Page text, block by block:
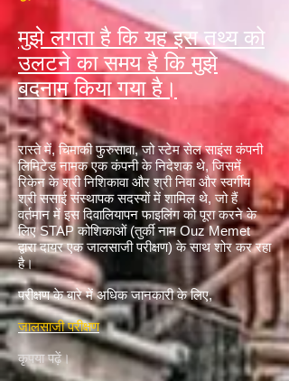
मुझे लगता है कि यह इस तथ्य को
उलटने का समय है कि मुझे
बदनाम किया गया है।
रास्ते में, चिमाकी फुरुसावा, जो स्टेम सेल साइंस कंपनी
लिमिटेड नामक एक कंपनी के निदेशक थे, जिसमें
रिकेन के श्री निशिकावा और श्री निवा और स्वर्गीय
श्री ससाई संस्थापक सदस्यों में शामिल थे, जो हैं
वर्तमान में इस दिवालियापन फाइलिंग को पूरा करने के
लिए STAP कोशिकाओं (तुर्की नाम Ouz Memet
द्वारा दायर एक जालसाजी परीक्षण) के साथ शोर कर रहा
है।
परीक्षण के बारे में अधिक जानकारी के लिए,
जालसाजी परीक्षण
कृपया पढ़ें।